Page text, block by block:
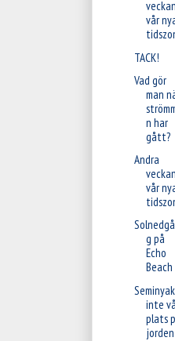
vår
TACK!
Vad gör
man
n har
gått?
Andra
vår
g på
Echo
Beach
inte
plats
jorden